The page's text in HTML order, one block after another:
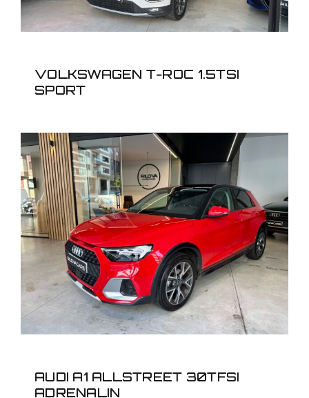
VOLKSWAGEN T-ROC 1.5TSI
SPORT
AUDI A1 ALLSTREET
30TFSI ADRENALIN
AUDI A1 ALLSTREET 30TFSI
ADRENALIN